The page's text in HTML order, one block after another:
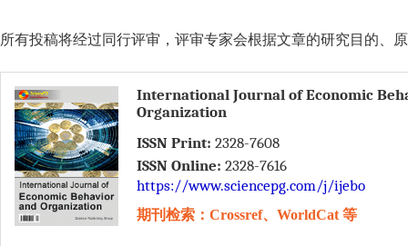
所有投稿将经过同行评审，评审专家会根据文章的研究目的、
International Journal of Economic
Organization
ISSN Print: 2328-7608
ISSN Online: 2328-7616
https://www.sciencepg.com/j/ijebo
期刊检索：Crossref、WorldCat 等